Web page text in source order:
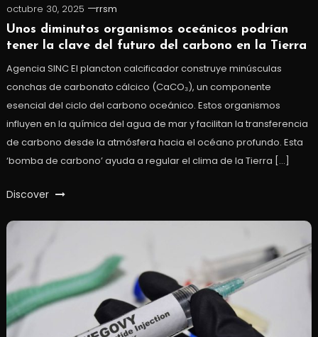
octubre 30, 2025
rrsm
Unos diminutos organismos oceánicos podrían
tener la clave del futuro del carbono en la Tierra
Agencia SINC El plancton calcificador construye minúsculas
conchas de carbonato cálcico (CaCO₃), un componente
esencial del ciclo del carbono oceánico. Estos organismos
influyen en la química del agua de mar y facilitan la transferencia
de carbono desde la atmósfera hacia el océano profundo. Esta
‘bomba de carbono’ ayuda a regular el clima de la Tierra […]
Discover